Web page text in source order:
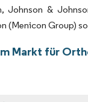
Johnson &
(Menicon Group)
Markt für